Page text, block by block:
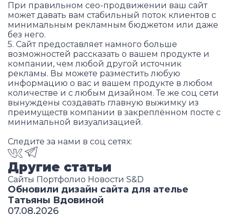
При правильном сео-продвижении ваш сайт
может давать вам стабильный поток клиентов с
минимальным рекламным бюджетом или даже
без него.
5. Сайт предоставляет намного больше
возможностей рассказать о вашем продукте и
компании, чем любой другой источник
рекламы. Вы можете разместить любую
информацию о вас и вашем продукте в любом
количестве и с любым дизайном. Те же соц сети
вынуждены создавать главную выжимку из
преимуществ компании в закреплённом посте с
минимальной визуализацией.
Следите за нами в соц сетях:
Другие статьи
Сайты Портфолио Новости S&D
Обновили дизайн сайта для ателье
Татьяны Вдовиной
07.08.2026